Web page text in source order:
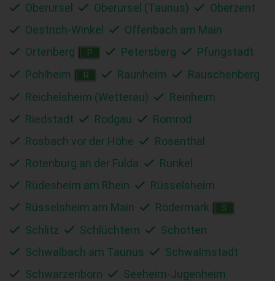
Oberursel
Oberursel (Taunus)
Oberzent
Oestrich-Winkel
Offenbach am Main
Ortenberg
P Petersberg
Pfungstadt
Pohlheim
R Raunheim
Rauschenberg
Reichelsheim (Wetterau)
Reinheim
Riedstadt
Rodgau
Romrod
Rosbach vor der Höhe
Rosenthal
Rotenburg an der Fulda
Runkel
Rüdesheim am Rhein
Rüsselsheim
Rüsselsheim am Main
Rödermark S
Schlitz Schlüchtern
Schotten
Schwalbach am Taunus
Schwalmstadt
Schwarzenborn
Seeheim-Jugenheim